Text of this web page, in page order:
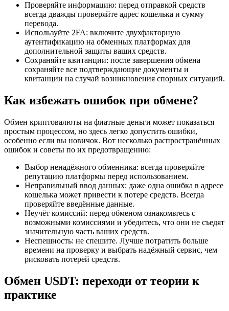
Проверяйте информацию: перед отправкой средств
всегда дважды проверяйте адрес кошелька и сумму
перевода.
Используйте 2FA: включите двухфакторную
аутентификацию на обменных платформах для
дополнительной защиты ваших средств.
Сохраняйте квитанции: после завершения обмена
сохраняйте все подтверждающие документы и
квитанции на случай возникновения спорных ситуаций.
Как избежать ошибок при обмене?
Обмен криптовалюты на фиатные деньги может показаться
простым процессом, но здесь легко допустить ошибки,
особенно если вы новичок. Вот несколько распространённых
ошибок и советы по их предотвращению:
Выбор ненадёжного обменника: всегда проверяйте
репутацию платформы перед использованием.
Неправильный ввод данных: даже одна ошибка в адресе
кошелька может привести к потере средств. Всегда
проверяйте введённые данные.
Неучёт комиссий: перед обменом ознакомьтесь с
возможными комиссиями и убедитесь, что они не съедят
значительную часть ваших средств.
Неспешность: не спешите. Лучше потратить больше
времени на проверку и выбрать надёжный сервис, чем
рисковать потерей средств.
Обмен USDT: переходи от теории к
практике